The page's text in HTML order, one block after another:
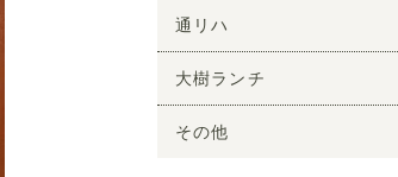
通リハ
大樹ランチ
その他